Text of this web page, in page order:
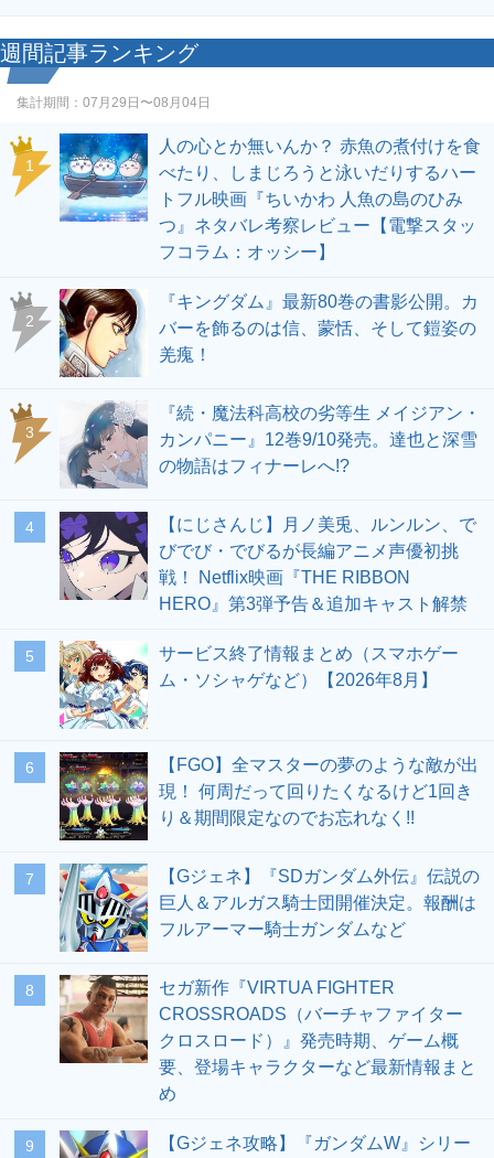
週間記事ランキング
集計期間： 07月29日〜08月04日
1
人の心とか無いんか？ 赤魚の煮付けを食
べたり、しまじろうと泳いだりするハー
トフル映画『ちいかわ 人魚の島のひみ
つ』ネタバレ考察レビュー【電撃スタッ
フコラム：オッシー】
2
『キングダム』最新80巻の書影公開。カ
バーを飾るのは信、蒙恬、そして鎧姿の
羌瘣！
3
『続・魔法科高校の劣等生 メイジアン・
カンパニー』12巻9/10発売。達也と深雪
の物語はフィナーレへ!?
4
【にじさんじ】月ノ美兎、ルンルン、で
びでび・でびるが長編アニメ声優初挑
戦！ Netflix映画『THE RIBBON
HERO』第3弾予告＆追加キャスト解禁
5
サービス終了情報まとめ（スマホゲー
ム・ソシャゲなど）【2026年8月】
6
【FGO】全マスターの夢のような敵が出
現！ 何周だって回りたくなるけど1回き
り＆期間限定なのでお忘れなく!!
7
【Gジェネ】『SDガンダム外伝』伝説の
巨人＆アルガス騎士団開催決定。報酬は
フルアーマー騎士ガンダムなど
8
セガ新作『VIRTUA FIGHTER
CROSSROADS（バーチャファイター
クロスロード）』発売時期、ゲーム概
要、登場キャラクターなど最新情報まと
め
9 【Gジェネ攻略】『ガンダムW』シリー